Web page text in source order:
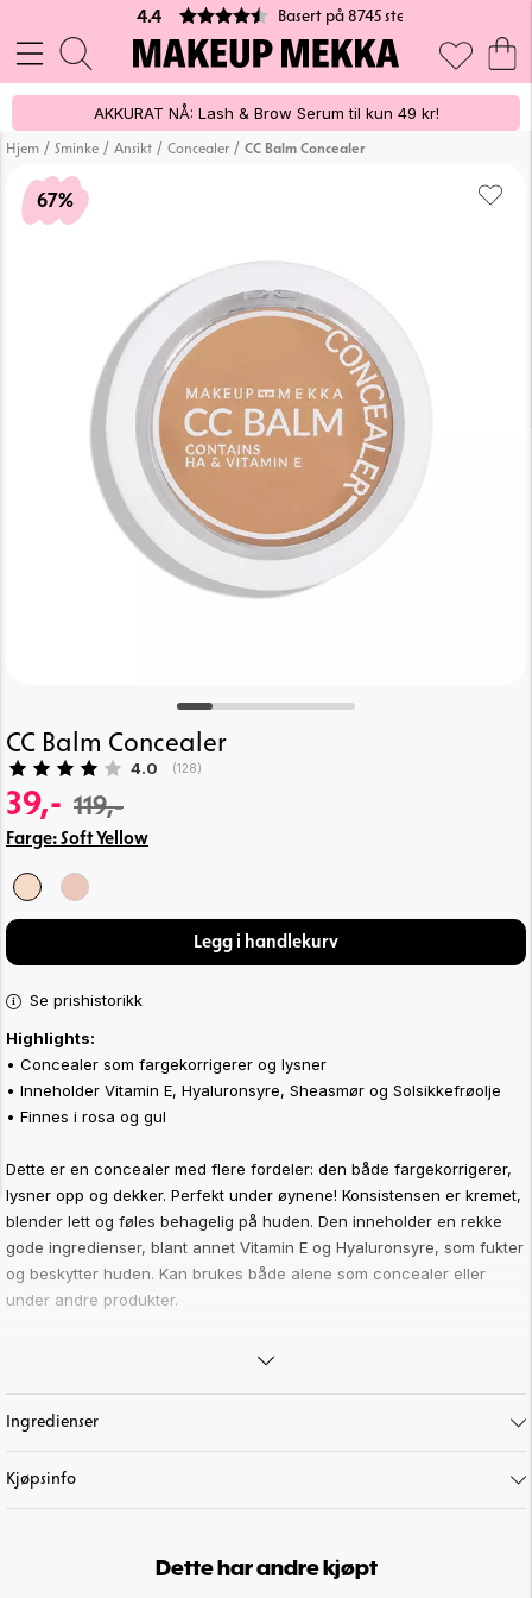
4.4 Basert på 8745 stemmer
AKKURAT NÅ: Lash & Brow Serum til kun 49 kr!
Hjem / Sminke / Ansikt / Concealer / CC Balm Concealer
67%
CC Balm Concealer
Gjennomsnittskarakter:
4.0 (stemmer:
128)
39,- 119,-
Farge:Soft Yellow
Legg i handlekurv
Se prishistorikk
Highlights:
• Concealer som fargekorrigerer og lysner
• Inneholder Vitamin E, Hyaluronsyre, Sheasmør og Solsikkefrøolje
• Finnes i rosa og gul
Dette er en concealer med flere fordeler: den både fargekorrigerer,
lysner opp og dekker. Perfekt under øynene! Konsistensen er kremet,
blender lett og føles behagelig på huden. Den inneholder en rekke
gode ingredienser, blant annet Vitamin E og Hyaluronsyre, som fukter
og beskytter huden. Kan brukes både alene som concealer eller
under andre produkter.
Inneholder gode ingredienser som:
• Hyaluronsyre: En fuktighetsgivende ingrediens som har en
mykgjørende og fuktighetsbevarende effekt.
• Sheasmør: Har en mykgjørende effekt og opprettholder hudens
elastisitet.
hudens fuktighetsbalanse.
Ingredienser
Kjøpsinfo
Dette har andre kjøpt